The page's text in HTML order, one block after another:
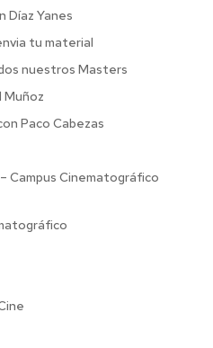
Díaz Yanes
tu material
nuestros Masters
Muñoz
Paco Cabezas
Campus Cinematográfico